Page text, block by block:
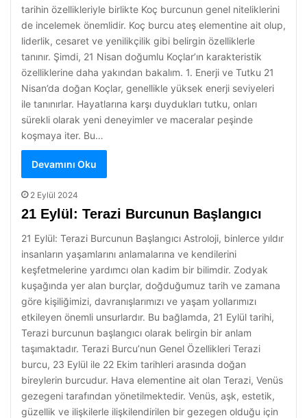
tarihin özellikleriyle birlikte Koç burcunun genel niteliklerini
de incelemek önemlidir. Koç burcu ateş elementine ait olup,
liderlik, cesaret ve yenilikçilik gibi belirgin özelliklerle
tanınır. Şimdi, 21 Nisan doğumlu Koçlar’ın karakteristik
özelliklerine daha yakından bakalım. 1. Enerji ve Tutku 21
Nisan’da doğan Koçlar, genellikle yüksek enerji seviyeleri
ile tanınırlar. Hayatlarına karşı duydukları tutku, onları
sürekli olarak yeni deneyimler ve maceralar peşinde
koşmaya iter. Bu…
Devamını Oku
2 Eylül 2024
21 Eylül: Terazi Burcunun Başlangıcı
21 Eylül: Terazi Burcunun Başlangıcı Astroloji, binlerce yıldır
insanların yaşamlarını anlamalarına ve kendilerini
keşfetmelerine yardımcı olan kadim bir bilimdir. Zodyak
kuşağında yer alan burçlar, doğduğumuz tarih ve zamana
göre kişiliğimizi, davranışlarımızı ve yaşam yollarımızı
etkileyen önemli unsurlardır. Bu bağlamda, 21 Eylül tarihi,
Terazi burcunun başlangıcı olarak belirgin bir anlam
taşımaktadır. Terazi Burcu’nun Genel Özellikleri Terazi
burcu, 23 Eylül ile 22 Ekim tarihleri arasında doğan
bireylerin burcudur. Hava elementine ait olan Terazi, Venüs
gezegeni tarafından yönetilmektedir. Venüs, aşk, estetik,
güzellik ve ilişkilerle ilişkilendirilen bir gezegen olduğu için